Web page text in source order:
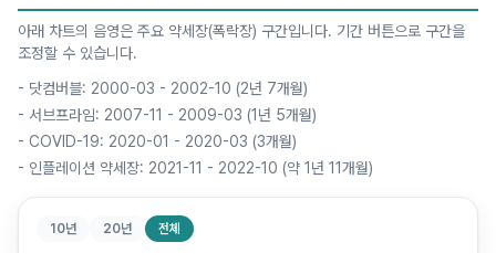
아래 차트의 음영은 주요 약세장(폭락장) 구간입니다. 기간 버튼으로 구간을
조정할 수 있습니다.
- 닷컴버블: 2000-03 - 2002-10 (2년 7개월)
- 서브프라임: 2007-11 - 2009-03 (1년 5개월)
- COVID-19: 2020-01 - 2020-03 (3개월)
- 인플레이션 약세장: 2021-11 - 2022-10 (약 1년 11개월)
10년 20년 전체